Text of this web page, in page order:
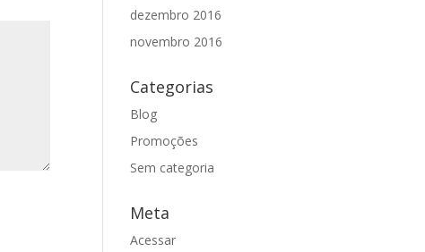
dezembro 2016
novembro 2016
Categorias
Blog
Promoções
Sem categoria
Meta
Acessar